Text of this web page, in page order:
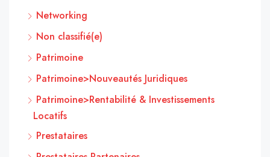
Networking
Non classifié(e)
Patrimoine
Patrimoine>Nouveautés Juridiques
Patrimoine>Rentabilité & Investissements
Locatifs
Prestataires